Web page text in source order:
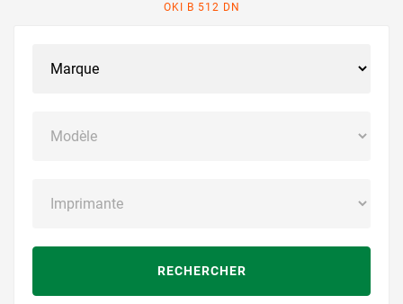
OKI B 512 DN
RECHERCHER